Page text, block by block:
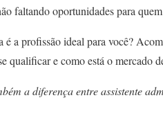
faltando oportunidades para
é a profissão ideal para você?
qualificar e como está o mercado
a diferença entre assistente